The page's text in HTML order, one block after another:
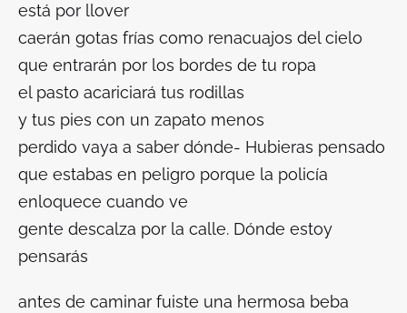
está por llover
caerán gotas frías como renacuajos del cielo
que entrarán por los bordes de tu ropa
el pasto acariciará tus rodillas
y tus pies con un zapato menos
perdido vaya a saber dónde- Hubieras pensado
que estabas en peligro porque la policía
enloquece cuando ve
gente descalza por la calle. Dónde estoy
pensarás
antes de caminar fuiste una hermosa beba